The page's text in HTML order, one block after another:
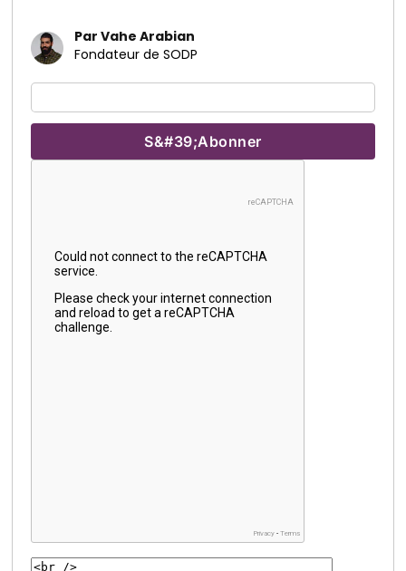
Par Vahe Arabian
Fondateur de SODP